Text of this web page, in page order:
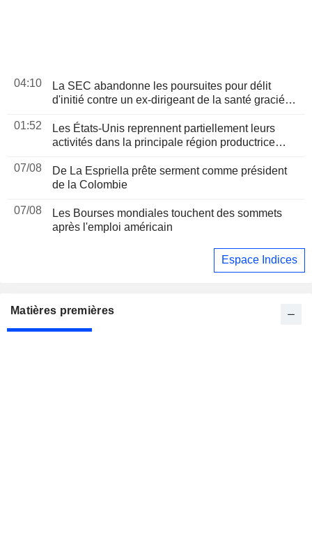
04:10
La SEC abandonne les poursuites pour délit
d'initié contre un ex-dirigeant de la santé gracié
01:52
Les États-Unis reprennent partiellement leurs
activités dans la principale région productrice
07/08
De La Espriella prête serment comme président
de la Colombie
07/08
Les Bourses mondiales touchent des sommets
après l'emploi américain
Espace Indices
Matières premières